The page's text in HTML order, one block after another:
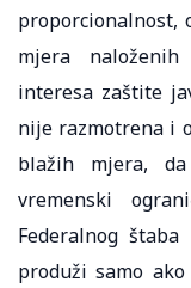
proporcionalnost,
mjera
interesa zaštite
nije razmotrena i
blažih mjera,
vremenski
Federalnog
produži samo